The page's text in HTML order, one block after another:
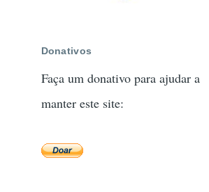
Donativos
Faça um donativo para ajudar a
manter este site: